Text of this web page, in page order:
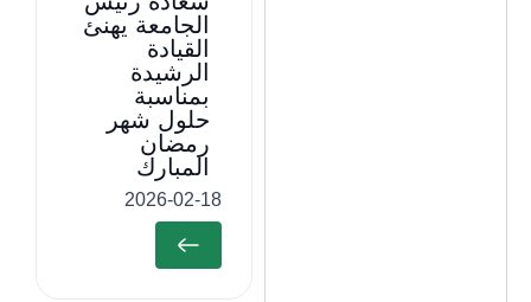
الجامعة يهنئ
القيادة
الرشيدة
بمناسبة
حلول شهر
رمضان
المبارك
2026-02-18